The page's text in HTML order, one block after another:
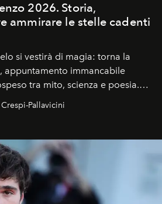
2026. Storia,
ammirare le stelle cadenti
si vestirà di magia: torna la
, appuntamento immancabile
tra mito, scienza e poesia.
gli occhi si alzano verso la volta
delle
più segreti
Pallavicini